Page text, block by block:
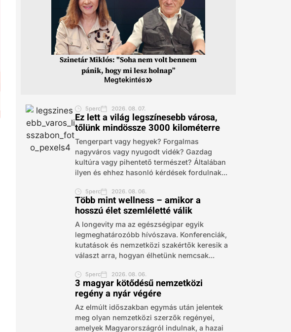
Szinetár Miklós: "Soha nem volt bennem
pánik, hogy mi lesz holnap”
Megtekintés
5perc 2026. 08. 07.
Ez lett a világ legszínesebb városa,
tőlünk mindössze 3000 kilométerre
Tengerpart vagy hegyek? Forgalmas
nagyváros vagy nyugodt vidék? Gazdag
kultúra vagy pihentető természet? Általában
ilyen és ehhez hasonló kérdések fordulnak...
5perc 2026. 08. 06.
Több mint wellness – amikor a
hosszú élet szemléletté válik
A longevity ma az egészségipar egyik
legmeghatározóbb hívószava. Konferenciák,
kutatások és nemzetközi szakértők keresik a
választ arra, hogyan élhetünk nemcsak...
5perc 2026. 08. 06.
3 magyar kötődésű nemzetközi
regény a nyár végére
Az elmúlt időszakban egymás után jelentek
meg olyan nemzetközi szerzők regényei,
amelyek Magyarországról indulnak, a hazai